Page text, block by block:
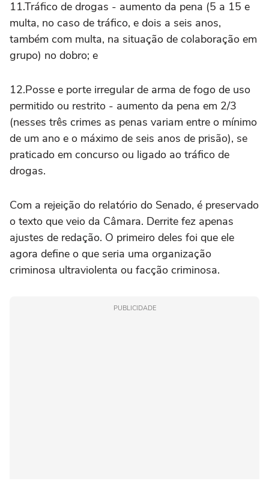
11.Tráfico de drogas - aumento da pena (5 a 15 e
multa, no caso de tráfico, e dois a seis anos,
também com multa, na situação de colaboração em
grupo) no dobro; e
12.Posse e porte irregular de arma de fogo de uso
permitido ou restrito - aumento da pena em 2/3
(nesses três crimes as penas variam entre o mínimo
de um ano e o máximo de seis anos de prisão), se
praticado em concurso ou ligado ao tráfico de
drogas.
Com a rejeição do relatório do Senado, é preservado
o texto que veio da Câmara. Derrite fez apenas
ajustes de redação. O primeiro deles foi que ele
agora define o que seria uma organização
criminosa ultraviolenta ou facção criminosa.
PUBLICIDADE